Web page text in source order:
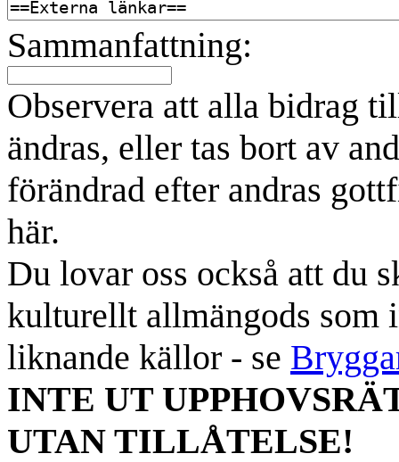
Sammanfattning:
Observera att alla bidrag
ändras, eller tas bort av
förändrad efter andras
här.
Du lovar oss också att du
kulturellt allmängods som
liknande källor - se
INTE UT
UTAN TILLÅTELSE!